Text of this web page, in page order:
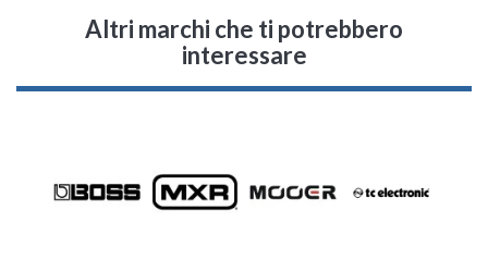
Altri marchi che ti potrebbero
interessare